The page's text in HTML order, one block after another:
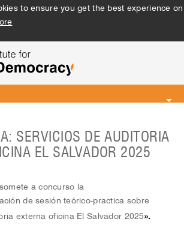
to ensure you get the best experience on
Toggle
SERVICIOS DE AUDITORIA
EL SALVADOR 2025
a concurso la
de sesión teórico-practica sobre
externa oficina El Salvador 2025 ».